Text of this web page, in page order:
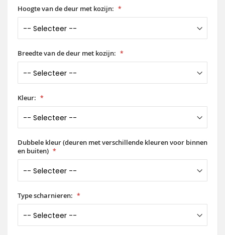
Hoogte van de deur met kozijn:
Breedte van de deur met kozijn:
Kleur:
Dubbele kleur (deuren met verschillende kleuren voor binnen
en buiten)
Type scharnieren: